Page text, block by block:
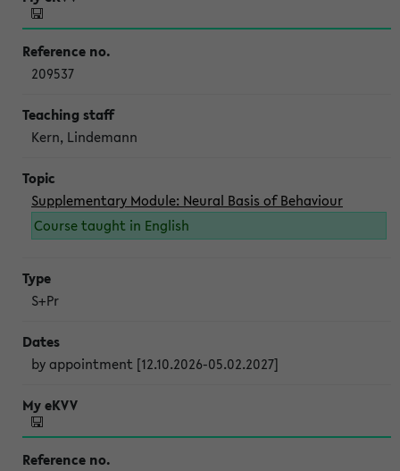
209537
Kern, Lindemann
Supplementary Module: Neural Basis of Behaviour
Course taught in English
S+Pr
by appointment [12.10.2026-05.02.2027]